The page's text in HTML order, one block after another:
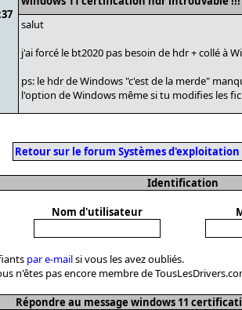
salut
j'ai forcé le bt2020 pas besoin de hdr + collé à
ps: le hdr de Windows "c'est de la merde"
l'option de Windows même si tu modifies les
Retour sur le forum Systèmes
Identification
Nom d'utilisateur
par e-mailsi vous les avez oubliés.
n'êtes pas encore membre de
Répondre au message windows 11